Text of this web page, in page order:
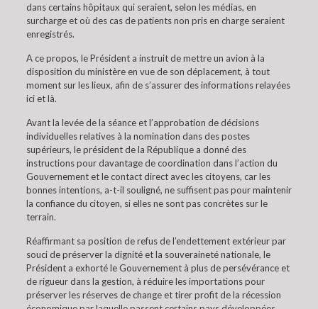
dans certains hôpitaux qui seraient, selon les médias, en
surcharge et où des cas de patients non pris en charge seraient
enregistrés.
A ce propos, le Président a instruit de mettre un avion à la
disposition du ministère en vue de son déplacement, à tout
moment sur les lieux, afin de s’assurer des informations relayées
ici et là.
Avant la levée de la séance et l’approbation de décisions
individuelles relatives à la nomination dans des postes
supérieurs, le président de la République a donné des
instructions pour davantage de coordination dans l’action du
Gouvernement et le contact direct avec les citoyens, car les
bonnes intentions, a-t-il souligné, ne suffisent pas pour maintenir
la confiance du citoyen, si elles ne sont pas concrètes sur le
terrain.
Réaffirmant sa position de refus de l’endettement extérieur par
souci de préserver la dignité et la souveraineté nationale, le
Président a exhorté le Gouvernement à plus de persévérance et
de rigueur dans la gestion, à réduire les importations pour
préserver les réserves de change et tirer profit de la récession